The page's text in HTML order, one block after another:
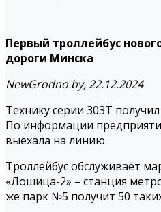
Первый троллейбус
дороги Минска
NewGrodno.by, 22.12.2024
Технику серии 303Т
По информации
выехала на линию.
Троллейбус обслуживает
«Лошица-2» – станция
же парк №5 получит 50